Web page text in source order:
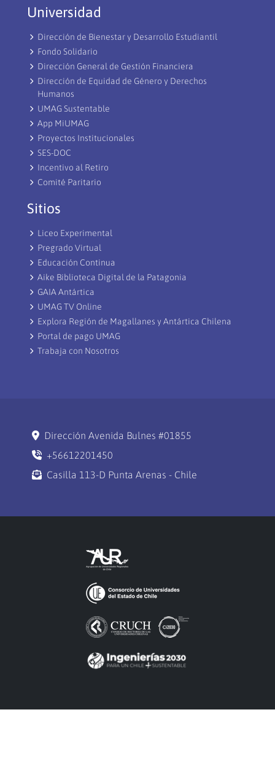
Universidad
Dirección de Bienestar y Desarrollo Estudiantil
Fondo Solidario
Dirección General de Gestión Financiera
Dirección de Equidad de Género y Derechos
Humanos
UMAG Sustentable
App MiUMAG
Proyectos Institucionales
SES-DOC
Incentivo al Retiro
Comité Paritario
Sitios
Liceo Experimental
Pregrado Virtual
Educación Continua
Aike Biblioteca Digital de la Patagonia
GAIA Antártica
UMAG TV Online
Explora Región de Magallanes y Antártica Chilena
Portal de pago UMAG
Trabaja con Nosotros
Dirección Avenida Bulnes #01855
+56612201450
Casilla 113-D Punta Arenas - Chile